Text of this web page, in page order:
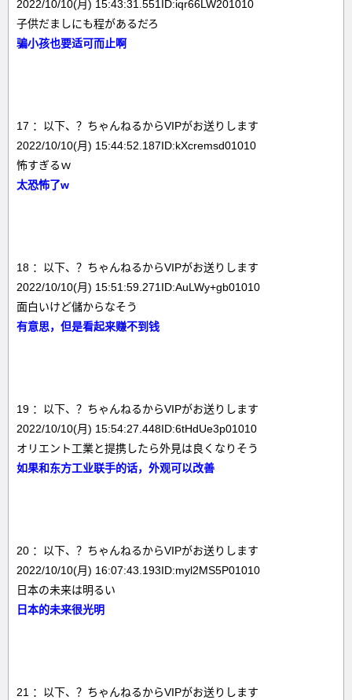
2022/10/10(月) 15:43:31.551ID:iqr66LW201010
子供だましにも程があるだろ
骗小孩也要适可而止啊
17 ：以下、？ちゃんねるからVIPがお送りします
2022/10/10(月) 15:44:52.187ID:kXcremsd01010
怖すぎるｗ
太恐怖了w
18 ：以下、？ちゃんねるからVIPがお送りします
2022/10/10(月) 15:51:59.271ID:AuLWy+gb01010
面白いけど儲からなそう
有意思，但是看起来赚不到钱
19 ：以下、？ちゃんねるからVIPがお送りします
2022/10/10(月) 15:54:27.448ID:6tHdUe3p01010
オリエント工業と提携したら外見は良くなりそう
如果和东方工业联手的话，外观可以改善
20 ：以下、？ちゃんねるからVIPがお送りします
2022/10/10(月) 16:07:43.193ID:myl2MS5P01010
日本の未来は明るい
日本的未来很光明
21 ：以下、？ちゃんねるからVIPがお送りします